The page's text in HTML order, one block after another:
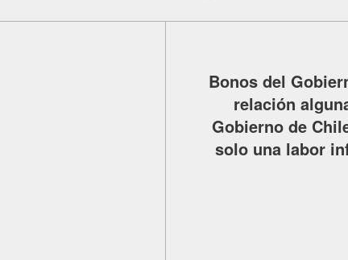
Bonos del
relación
Gobierno de
solo una labor